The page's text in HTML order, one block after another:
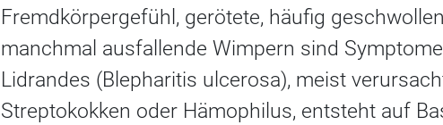
Fremdkörpergefühl, gerötete, häufig
manchmal ausfallende Wimpern sind
Lidrandes (Blepharitis ulcerosa), meist
Streptokokken oder Hämophilus, entsteht auf